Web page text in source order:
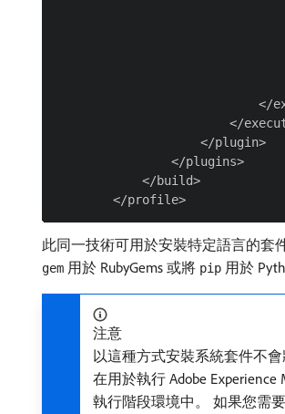
</
</
                    </plugin>
                </plugins>
            </build>
此同一技術可用於安裝特定語言的套
gem 用於 RubyGems 或將 pip 用於
注意
以這種方式安裝系統套件不
在用於執行 Adobe​ Experience
執行階段環境中。 如果您需